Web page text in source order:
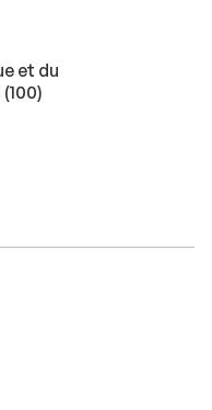
et du
résultats
)